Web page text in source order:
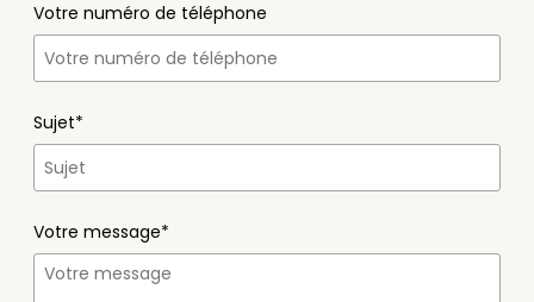
Votre numéro de téléphone
Sujet*
Votre message*